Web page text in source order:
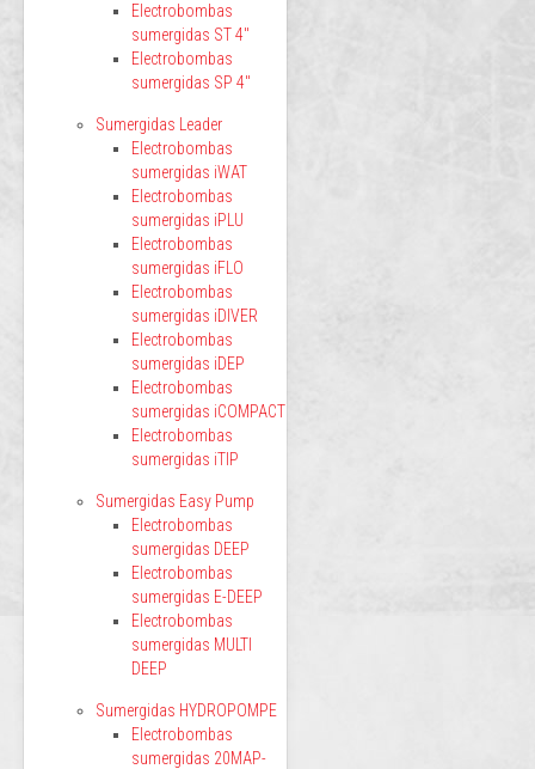
Electrobombas
sumergidas ST 4"
Electrobombas
sumergidas SP 4"
Sumergidas Leader
Electrobombas
sumergidas iWAT
Electrobombas
sumergidas iPLU
Electrobombas
sumergidas iFLO
Electrobombas
sumergidas iDIVER
Electrobombas
sumergidas iDEP
Electrobombas
sumergidas iCOMPACT
Electrobombas
sumergidas iTIP
Sumergidas Easy Pump
Electrobombas
sumergidas DEEP
Electrobombas
sumergidas E-DEEP
Electrobombas
sumergidas MULTI
DEEP
Sumergidas HYDROPOMPE
Electrobombas
sumergidas 20MAP-